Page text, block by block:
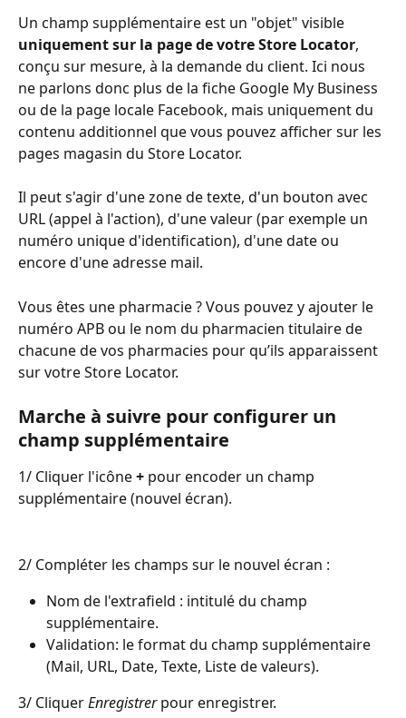
Un champ supplémentaire est un "objet" visible
uniquement sur la page de votre Store Locator,
conçu sur mesure, à la demande du client. Ici nous
ne parlons donc plus de la fiche Google My Business
ou de la page locale Facebook, mais uniquement du
contenu additionnel que vous pouvez afficher sur les
pages magasin du Store Locator.
Il peut s'agir d'une zone de texte, d'un bouton avec
URL (appel à l'action), d'une valeur (par exemple un
numéro unique d'identification), d'une date ou
encore d'une adresse mail.
Vous êtes une pharmacie ? Vous pouvez y ajouter le
numéro APB ou le nom du pharmacien titulaire de
chacune de vos pharmacies pour qu’ils apparaissent
sur votre Store Locator.
Marche à suivre pour configurer un
champ supplémentaire
1/ Cliquer l'icône + pour encoder un champ
supplémentaire (nouvel écran).
2/ Compléter les champs sur le nouvel écran :
Nom de l'extrafield : intitulé du champ
supplémentaire.
Validation: le format du champ supplémentaire
(Mail, URL, Date, Texte, Liste de valeurs).
3/ Cliquer Enregistrer pour enregistrer.